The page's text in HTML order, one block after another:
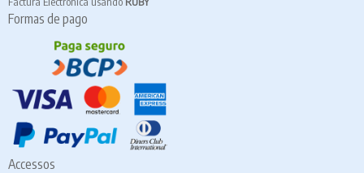
Formas de pago
Accessos